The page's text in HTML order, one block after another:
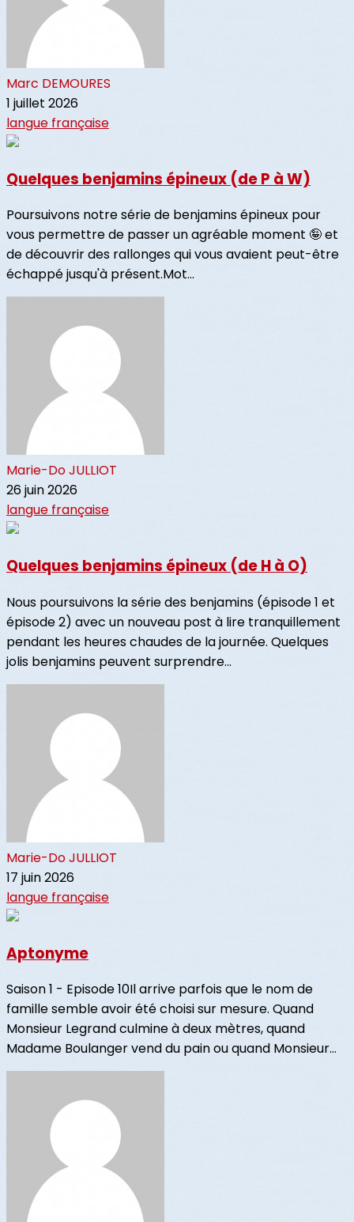
Marc DEMOURES
1 juillet 2026
langue française
Quelques benjamins épineux (de P à W)
Poursuivons notre série de benjamins épineux pour
vous permettre de passer un agréable moment 🤪 et
de découvrir des rallonges qui vous avaient peut-être
échappé jusqu'à présent.Mot...
Marie-Do JULLIOT
26 juin 2026
langue française
Quelques benjamins épineux (de H à O)
Nous poursuivons la série des benjamins (épisode 1 et
épisode 2) avec un nouveau post à lire tranquillement
pendant les heures chaudes de la journée. Quelques
jolis benjamins peuvent surprendre...
Marie-Do JULLIOT
17 juin 2026
langue française
Aptonyme
Saison 1 - Episode 10Il arrive parfois que le nom de
famille semble avoir été choisi sur mesure. Quand
Monsieur Legrand culmine à deux mètres, quand
Madame Boulanger vend du pain ou quand Monsieur...